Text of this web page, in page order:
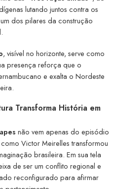
lutando juntos contra os
dos pilares da construção
, visível no horizonte, serve como
presença reforça que o
e exalta o Nordeste
Transforma História em
não vem apenas do episódio
Victor Meirelles transformou
brasileira. Em sua tela
de ser um conflito regional e
reconfigurado para afirmar